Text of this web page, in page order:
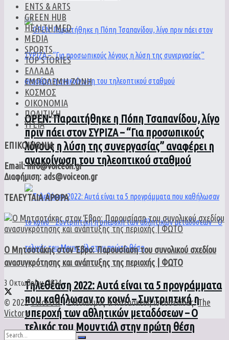
ΟPEN: Παραιτήθηκε η Πόπη Τσαπανίδου, λίγο
πριν πάει στον ΣΥΡΙΖΑ – “Για προσωπικούς
λόγους η λύση της συνεργασίας” αναφέρει η
ανακοίνωση του τηλεοπτικού σταθμού
Τηλεθέαση 2022: Αυτά είναι τα 5 προγράμματα
που καθήλωσαν το κοινό – Συντριπτική η
υπεροχή των αθλητικών μεταδόσεων – Ο
τελικός του Μουντιάλ στην πρώτη θέση
ENTS & ARTS
GREEN HUB
HEALTH MED
MEDIA
SPORTS
TOP STORIES
ΕΛΛΑΔΑ
ΕΜΠΟΛΕΜΗ ΖΩΝΗ
ΚΟΣΜΟΣ
ΟΙΚΟΝΟΜΙΑ
ΠΟΛΙΤΙΚΗ
ΥΓΕΙΑ
ΕΠΙΚΟΙΝΩΝΙΑ
Email: info@voiceon.gr
Διαφήμιση: ads@voiceon.gr
ΤΕΛΕΥΤΑΙΑ ΑΡΘΡΑ
Ο Μητσοτάκης στον Έβρο: Παρουσίαση του συνολικού σχεδίου
ανασυγκρότησης και ανάπτυξης της περιοχής | ΦΩΤΟ
3 Οκτωβρίου, 2024
© 2022VoiceON- Σχεδιασμός & Κατασκευή ιστοσελίδας:The
Victory.